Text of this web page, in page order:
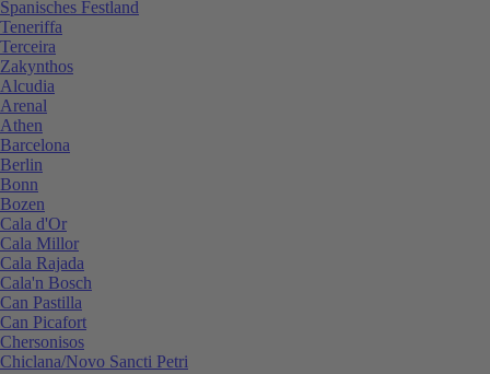
Spanisches Festland
Teneriffa
Terceira
Zakynthos
Alcudia
Arenal
Athen
Barcelona
Berlin
Bonn
Bozen
Cala d'Or
Cala Millor
Cala Rajada
Cala'n Bosch
Can Pastilla
Can Picafort
Chersonisos
Chiclana/Novo Sancti Petri